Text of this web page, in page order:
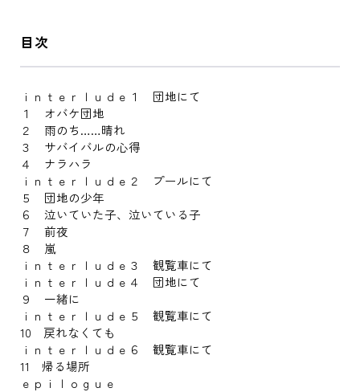
目次
ｉｎｔｅｒｌｕｄｅ１ 団地にて
１ オバケ団地
２ 雨のち……晴れ
３ サバイバルの心得
４ ナラハラ
ｉｎｔｅｒｌｕｄｅ２ プールにて
５ 団地の少年
６ 泣いていた子、泣いている子
７ 前夜
８ 嵐
ｉｎｔｅｒｌｕｄｅ３ 観覧車にて
ｉｎｔｅｒｌｕｄｅ４ 団地にて
９ 一緒に
ｉｎｔｅｒｌｕｄｅ５ 観覧車にて
10 戻れなくても
ｉｎｔｅｒｌｕｄｅ６ 観覧車にて
11 帰る場所
ｅｐｉｌｏｇｕｅ